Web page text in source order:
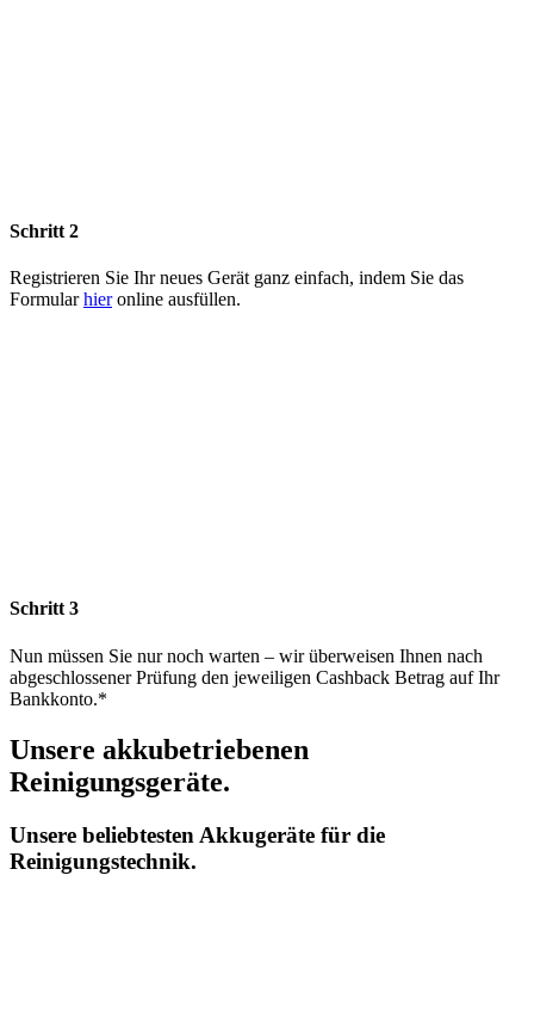
Schritt 2
Registrieren Sie Ihr neues Gerät ganz einfach, indem Sie das
Formularhieronline ausfüllen.
Schritt 3
Nun müssen Sie nur noch warten – wir überweisen Ihnen nach
abgeschlossener Prüfung den jeweiligen Cashback Betrag auf Ihr
Bankkonto.*
Unsere akkubetriebenen
Reinigungsgeräte.
Unsere beliebtesten Akkugeräte für die
Reinigungstechnik.